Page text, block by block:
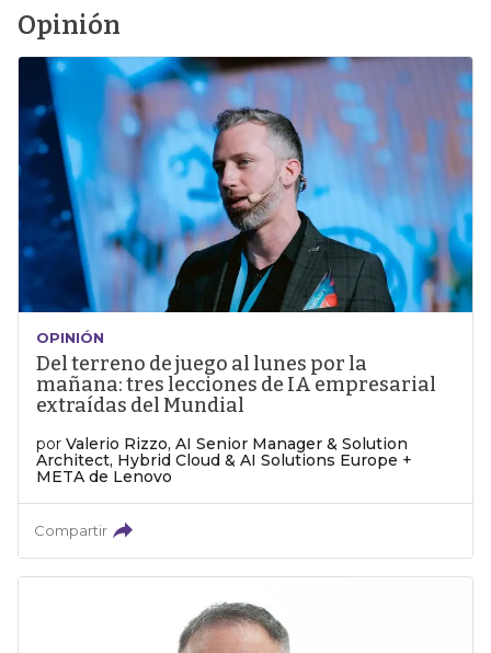
Opinión
OPINIÓN
Del terreno de juego al lunes por la
mañana: tres lecciones de IA empresarial
extraídas del Mundial
por Valerio Rizzo, AI Senior Manager & Solution
Architect, Hybrid Cloud & AI Solutions Europe +
META de Lenovo
Compartir